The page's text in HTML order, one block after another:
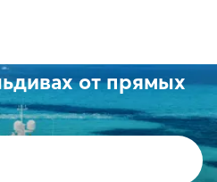
отпрямых